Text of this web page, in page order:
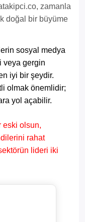
zamanla
doğal bir büyüme
sosyal medya
veya gergin
iyi bir şeydir.
olmak önemlidir;
yol açabilir.
eski olsun,
rahat
lideri iki